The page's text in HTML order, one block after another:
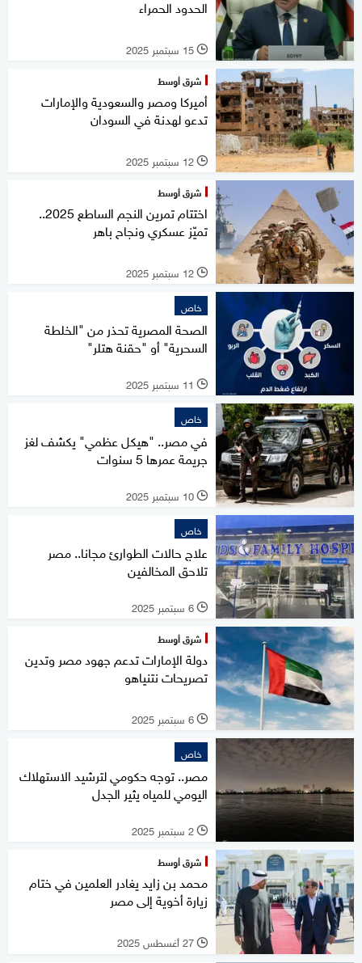
الحدود الحمراء
l 15 سبتمبر 2025
شرق أوسط
أميركا ومصر والسعودية والإمارات
تدعو لهدنة في السودان
l 12 سبتمبر 2025
شرق أوسط
اختتام تمرين النجم الساطع 2025..
تميّز عسكري ونجاح باهر
l 12 سبتمبر 2025
خاص
الصحة المصرية تحذر من "الخلطة
السحرية" أو "حقنة هتلر"
l 11 سبتمبر 2025
خاص
في مصر.. "هيكل عظمي" يكشف لغز
جريمة عمرها 5 سنوات
l 10 سبتمبر 2025
خاص
علاج حالات الطوارئ مجانا.. مصر
تلاحق المخالفين
l 6 سبتمبر 2025
شرق أوسط
دولة الإمارات تدعم جهود مصر وتدين
تصريحات نتنياهو
l 6 سبتمبر 2025
خاص
مصر.. توجه حكومي لترشيد الاستهلاك
اليومي للمياه يثير الجدل
l 2 سبتمبر 2025
شرق أوسط
محمد بن زايد يغادر العلمين في ختام
زيارة أخوية إلى مصر
l 27 أغسطس 2025